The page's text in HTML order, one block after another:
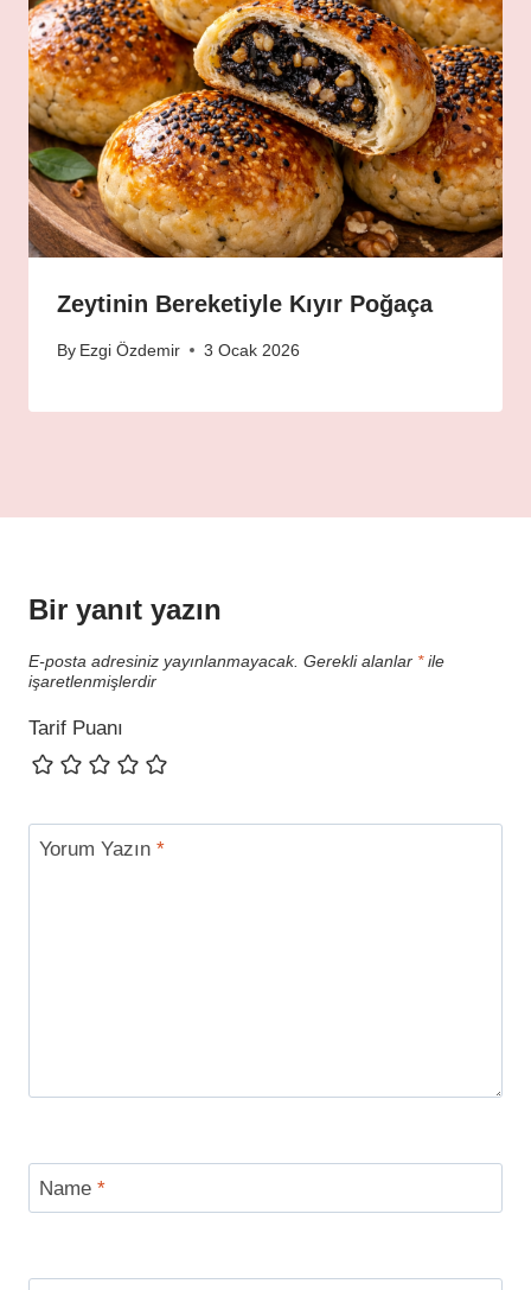
Zeytinin Bereketiyle Kıyır Poğaça
By Ezgi Özdemir 3 Ocak 2026
Bir yanıt yazın
E-posta adresiniz yayınlanmayacak. Gerekli alanlar *ile
işaretlenmişlerdir
Tarif Puanı
Yorum Yazın *
Name *